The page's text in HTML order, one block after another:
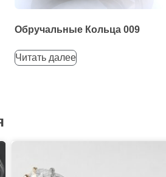
Обручальные Кольца 009
Читать далее